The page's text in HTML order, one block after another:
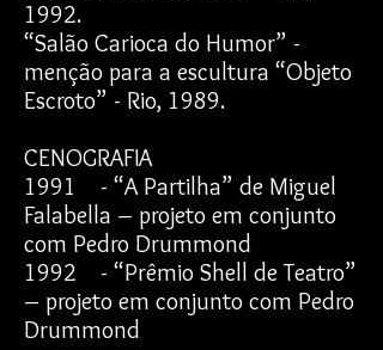
1992.
“Salão Carioca do Humor” -
menção para a escultura “Objeto
Escroto” - Rio, 1989.
CENOGRAFIA
1991 - “A Partilha” de Miguel
Falabella – projeto em conjunto
com Pedro Drummond
1992 - “Prêmio Shell de Teatro”
– projeto em conjunto com Pedro
Drummond